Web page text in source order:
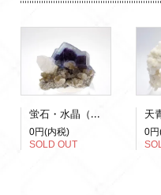
蛍石・水晶（蛍光）
0円(内税)
SOLD OUT
0